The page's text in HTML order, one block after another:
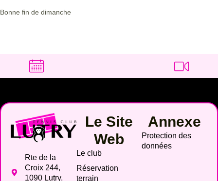
Bonne fin de dimanche
Rte de la
Croix 244,
1090 Lutry,
Le Site
Web
Le club
Réservation
terrain
Annexe
Protection des
données